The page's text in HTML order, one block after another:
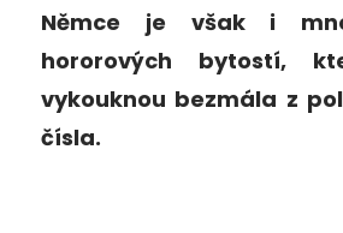
Němce je však i
hororových bytostí,
vykouknou bezmála z
čísla.